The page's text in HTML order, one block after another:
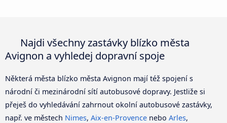
Najdi všechny zastávky blízko města
Avignon a vyhledej dopravní spoje
Některá města blízko města Avignon mají též spojení s
národní či mezinárodní sítí autobusové dopravy. Jestliže si
přeješ do vyhledávání zahrnout okolní autobusové zastávky,
např. ve městech Nimes, Aix-en-Provence nebo Arles,